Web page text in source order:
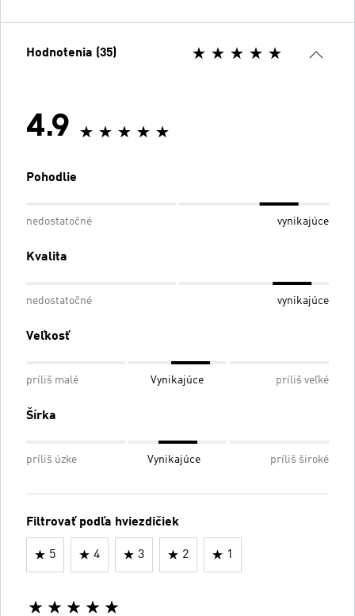
Hodnotenia (35)
4.9
Pohodlie
nedostatočné vynikajúce
Kvalita
nedostatočné vynikajúce
Veľkosť
príliš malé Vynikajúce príliš veľké
Šírka
príliš úzke Vynikajúce príliš široké
Filtrovať podľa hviezdičiek
5 4 3 2 1